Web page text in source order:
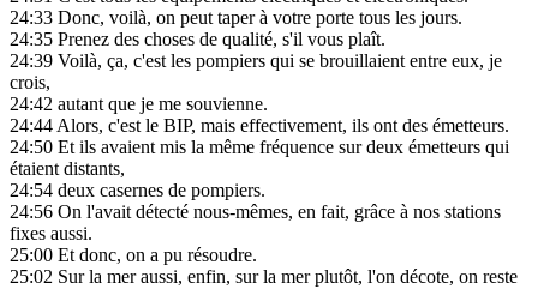
24:33 Donc, voilà, on peut taper à votre porte tous les jours.
24:35 Prenez des choses de qualité, s'il vous plaît.
24:39 Voilà, ça, c'est les pompiers qui se brouillaient entre eux, je
crois,
24:42 autant que je me souvienne.
24:44Alors, c'est le BIP, mais effectivement, ils ont des émetteurs.
24:50 Et ils avaient mis la même fréquence sur deux émetteurs qui
étaient distants,
24:54 deux casernes de pompiers.
24:56 On l'avait détecté nous-mêmes, en fait, grâce à nos stations
fixes aussi.
25:00 Et donc, on a pu résoudre.
25:02 Sur la mer aussi, enfin, sur la mer plutôt, l'on décote, on reste